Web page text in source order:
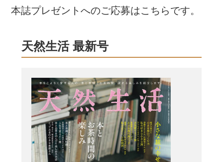
本誌プレゼントへのご応募はこちらです。
天然生活 最新号